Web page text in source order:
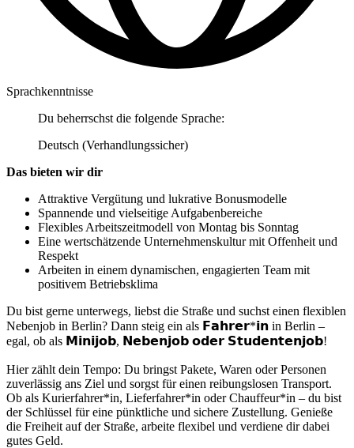
Sprachkenntnisse
Du beherrschst die folgende Sprache:
Deutsch (Verhandlungssicher)
Das bieten wir dir
Attraktive Vergütung und lukrative Bonusmodelle
Spannende und vielseitige Aufgabenbereiche
Flexibles Arbeitszeitmodell von Montag bis Sonntag
Eine wertschätzende Unternehmenskultur mit Offenheit und
Respekt
Arbeiten in einem dynamischen, engagierten Team mit
positivem Betriebsklima
Du bist gerne unterwegs, liebst die Straße und suchst einen flexiblen
Nebenjob in Berlin? Dann steig ein als 𝗙𝗮𝗵𝗿𝗲𝗿*𝗶𝗻 in Berlin –
egal, ob als 𝗠𝗶𝗻𝗶𝗷𝗼𝗯, 𝗡𝗲𝗯𝗲𝗻𝗷𝗼𝗯 𝗼𝗱𝗲𝗿 𝗦𝘁𝘂𝗱𝗲𝗻𝘁𝗲𝗻𝗷𝗼𝗯!
Hier zählt dein Tempo: Du bringst Pakete, Waren oder Personen
zuverlässig ans Ziel und sorgst für einen reibungslosen Transport.
Ob als Kurierfahrer*in, Lieferfahrer*in oder Chauffeur*in – du bist
der Schlüssel für eine pünktliche und sichere Zustellung. Genieße
die Freiheit auf der Straße, arbeite flexibel und verdiene dir dabei
gutes Geld.